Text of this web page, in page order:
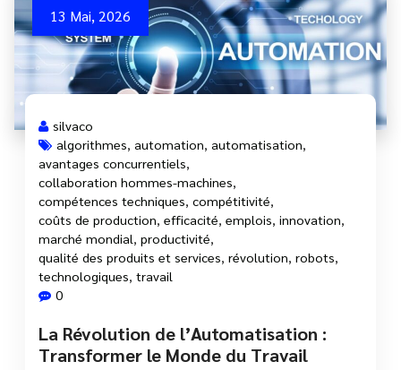
13 Mai, 2026
silvaco
algorithmes, automation, automatisation,
avantages concurrentiels,
collaboration hommes-machines,
compétences techniques, compétitivité,
coûts de production, efficacité, emplois, innovation,
marché mondial, productivité,
qualité des produits et services, révolution, robots,
technologiques, travail
0
La Révolution de l’Automatisation :
Transformer le Monde du Travail